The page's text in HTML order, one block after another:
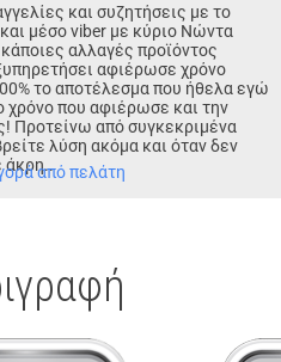
και συζητήσεις με το
μέσο viber με κύριο Νώντα
αλλαγές προϊόντος
αφιέρωσε χρόνο
το αποτέλεσμα που ήθελα εγώ
χρόνο που αφιέρωσε και την
Προτείνω από συγκεκριμένα
λύση ακόμα και όταν δεν
άκρη..από πελάτη